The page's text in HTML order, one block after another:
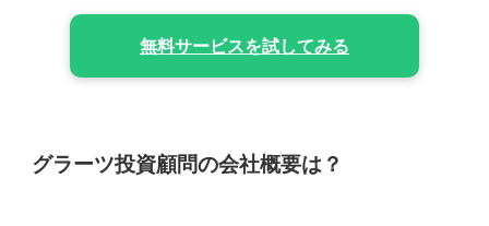
無料サービスを試してみる
グラーツ投資顧問の会社概要は？